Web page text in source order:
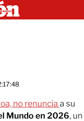
no renuncia a su
Mundo en 2026, un